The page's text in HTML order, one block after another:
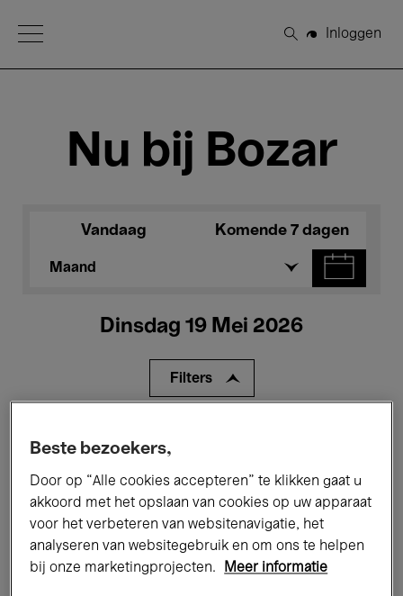
Open Menu
Zoeken
Inloggen
Nu bij Bozar
Vandaag Komende 7 dagen
Maand
Dinsdag 19 Mei 2026
Filters
Tentoonstellingen Films
Performances Lezingen & Debatten
Jazz Klassieke Muziek Global Music
Beste bezoekers,
Door op “Alle cookies accepteren” te klikken gaat u
akkoord met het opslaan van cookies op uw apparaat
voor het verbeteren van websitenavigatie, het
analyseren van websitegebruik en om ons te helpen
bij onze marketingprojecten.
Meer informatie